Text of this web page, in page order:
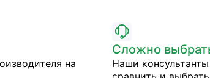
на
Сложно
Наши